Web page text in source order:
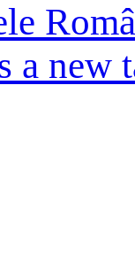
a new